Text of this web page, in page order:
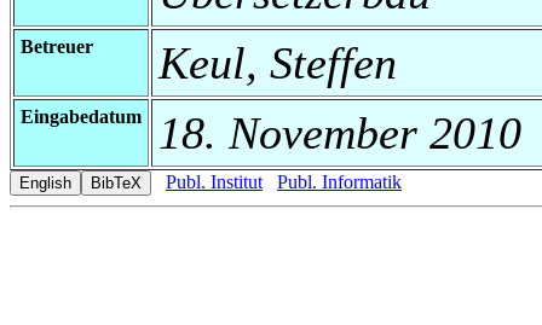
Betreuer Keul, Steffen
Eingabedatum 18. November 2010
Publ. Institut Publ. Informatik